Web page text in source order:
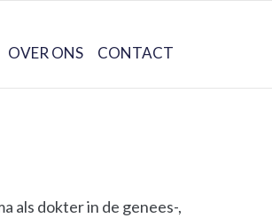
OVER ONS CONTACT
als dokter in de genees-,